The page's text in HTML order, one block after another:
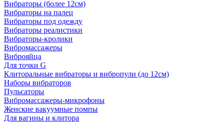
Вибраторы (более 12см)
Вибраторы на палец
Вибраторы под одежду
Вибраторы реалистики
Вибраторы-кролики
Вибромассажеры
Виброяйца
Для точки G
Клиторальные вибраторы и вибропули (до 12см)
Наборы вибраторов
Пульсаторы
Вибромассажеры-микрофоны
Женские вакуумные помпы
Для вагины и клитора